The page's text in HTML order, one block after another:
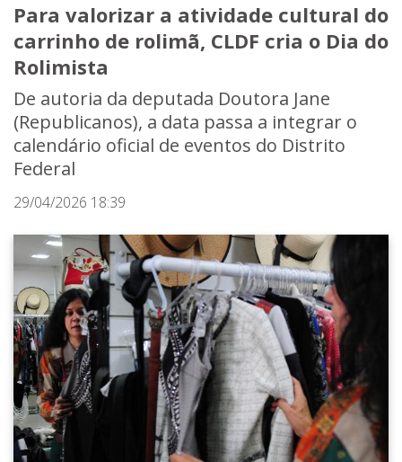
Para valorizar a atividade cultural do
carrinho de rolimã, CLDF cria o Dia do
Rolimista
De autoria da deputada Doutora Jane
(Republicanos), a data passa a integrar o
calendário oficial de eventos do Distrito
Federal
29/04/2026 18:39